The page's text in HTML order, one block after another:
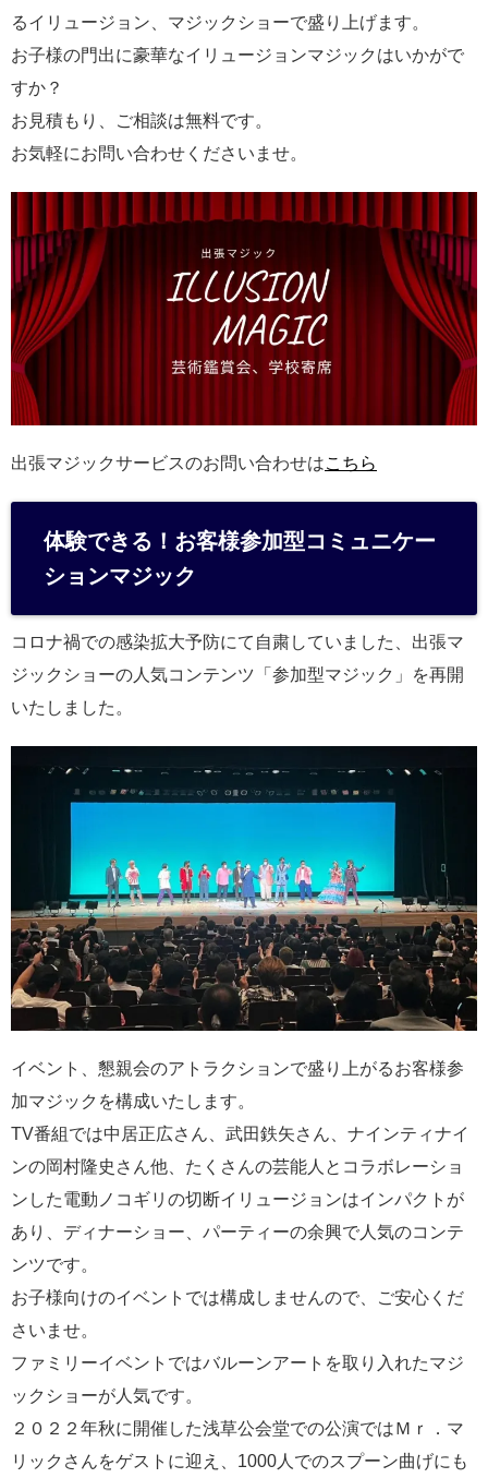
るイリュージョン、マジックショーで盛り上げます。
お子様の門出に豪華なイリュージョンマジックはいかがで
すか？
お見積もり、ご相談は無料です。
お気軽にお問い合わせくださいませ。
出張マジックサービスのお問い合わせはこちら
体験できる！お客様参加型コミュニケー
ションマジック
コロナ禍での感染拡大予防にて自粛していました、出張マ
ジックショーの人気コンテンツ「参加型マジック」を再開
いたしました。
イベント、懇親会のアトラクションで盛り上がるお客様参
加マジックを構成いたします。
TV番組では中居正広さん、武田鉄矢さん、ナインティナイ
ンの岡村隆史さん他、たくさんの芸能人とコラボレーショ
ンした電動ノコギリの切断イリュージョンはインパクトが
あり、ディナーショー、パーティーの余興で人気のコンテ
ンツです。
お子様向けのイベントでは構成しませんので、ご安心くだ
さいませ。
ファミリーイベントではバルーンアートを取り入れたマジ
ックショーが人気です。
２０２２年秋に開催した浅草公会堂での公演ではＭｒ．マ
リックさんをゲストに迎え、1000人でのスプーン曲げにも